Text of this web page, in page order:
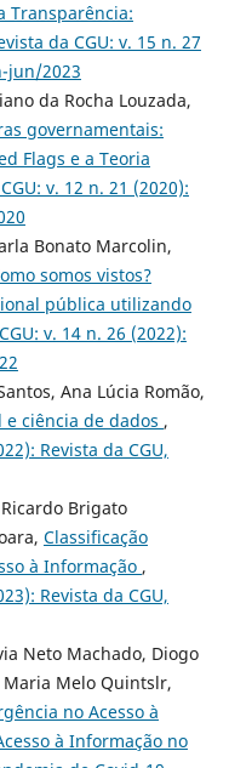
Transparência:
da CGU: v. 15 n. 27
jun/2023
da Rocha Louzada,
governamentais:
Flags e a Teoria
v. 12 n. 21 (2020):
Bonato Marcolin,
somos vistos?
pública utilizando
v. 14 n. 26 (2022):
Ana Lúcia Romão,
e ciência de dados ,
Revista da CGU,
Brigato
Classificação
à Informação ,
Revista da CGU,
Neto Machado, Diogo
Maria Melo Quintslr,
no Acesso à
à Informação no